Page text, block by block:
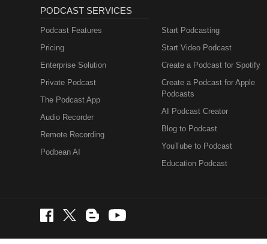
PODCAST SERVICES
Podcast Features
Pricing
Enterprise Solution
Private Podcast
The Podcast App
Audio Recorder
Remote Recording
Podbean AI
Start Podcasting
Start Video Podcast
Create a Podcast for Spotify
Create a Podcast for Apple
Podcasts
AI Podcast Creator
Blog to Podcast
YouTube to Podcast
Education Podcast